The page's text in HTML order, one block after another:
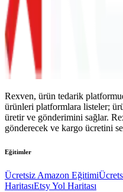
Rexven, ürün tedarik
ürünleri platformlara listeler;
üretir ve gönderimini sağlar.
gönderecek ve kargo ücretini
Eğitimler
Ücretsiz Amazon Eğitimi
HaritasıEtsy Yol Haritası